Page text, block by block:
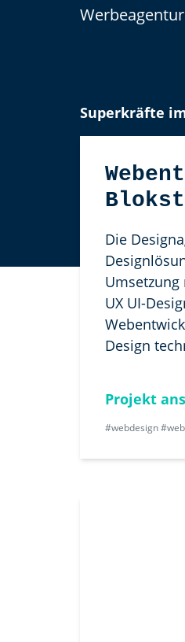
Superkräfte
Die
UX UI-
Design
Projekt
#webdesign